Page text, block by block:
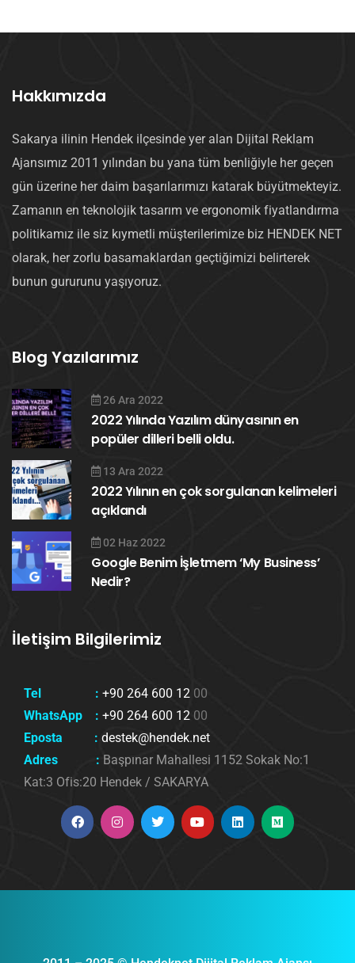
Hakkımızda
Sakarya ilinin Hendek ilçesinde yer alan Dijital Reklam
Ajansımız 2011 yılından bu yana tüm benliğiyle her geçen
gün üzerine her daim başarılarımızı katarak büyütmekteyiz.
Zamanın en teknolojik tasarım ve ergonomik fiyatlandırma
politikamız ile siz kıymetli müşterilerimize biz HENDEK NET
olarak, her zorlu basamaklardan geçtiğimizi belirterek
bunun gururunu yaşıyoruz.
Blog Yazılarımız
26 Ara 2022
2022 Yılında Yazılım dünyasının en
popüler dilleri belli oldu.
13 Ara 2022
2022 Yılının en çok sorgulanan kelimeleri
açıklandı
02 Haz 2022
Google Benim İşletmem ‘My Business’
Nedir?
İletişim Bilgilerimiz
Tel : +90 264 600 12 00
WhatsApp : +90 264 600 12 00
Eposta : destek@hendek.net
Adres : Başpınar Mahallesi 1152 Sokak No:1
Kat:3 Ofis:20 Hendek / SAKARYA